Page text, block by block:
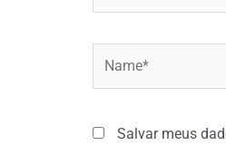
Salvar meus